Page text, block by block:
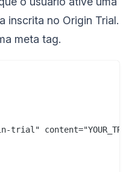
inscrita no Origin Trial.
meta tag.
trial"